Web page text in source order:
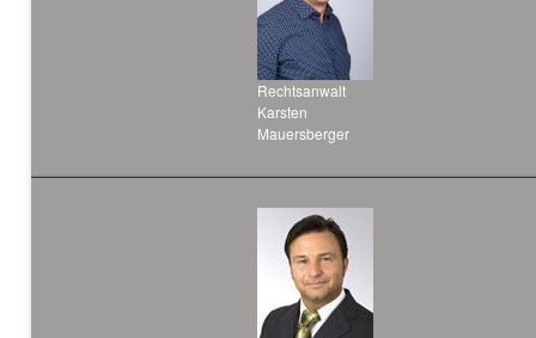
Rechtsanwalt
Karsten
Mauersberger